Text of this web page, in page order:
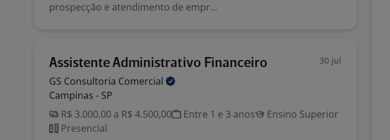
prospecção e atendimento de empr...
Assistente Administrativo Financeiro 30 jul
GS Consultoria Comercial
Campinas - SP
R$ 3.000,00 a R$ 4.500,00
Entre 1 e 3 anos
Ensino Superior
Presencial